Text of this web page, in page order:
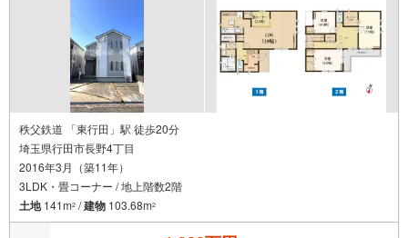
受
け
取
る
・
条
秩父鉄道 「東行田」駅 徒歩20分
埼玉県行田市長野4丁目
2016年3月（築11年）
3LDK・畳コーナー / 地上階数2階
土地141m2 /建物 103.68m2